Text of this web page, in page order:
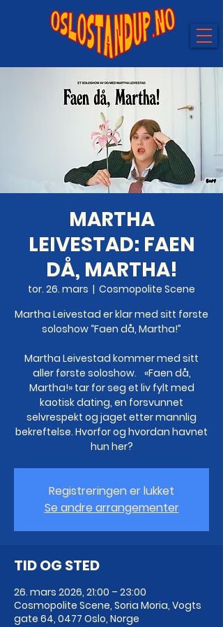
MARTHA
LEIVESTAD: FAEN
DÅ, MARTHA!
tor. 26. mars
  |
Cosmopolite Scene
Martha Leivestad er klar med sitt første
soloshow “Faen då, Martha!”
Martha Leivestad kommer med sitt
aller første soloshow. «Faen då,
Martha!» tar for seg et liv fylt med
kaotisk dating, en forsvunnet
selvrespekt og jaget etter mannlig
bekreftelse. Hvorfor og hvordan havnet
hun her?
Registreringen er lukket
Se andre arrangementer
TID OG STED
26. mars 2026, 21:00 – 23:00
Cosmopolite Scene, Soria Moria, Vogts
gate 64, 0477 Oslo, Norge